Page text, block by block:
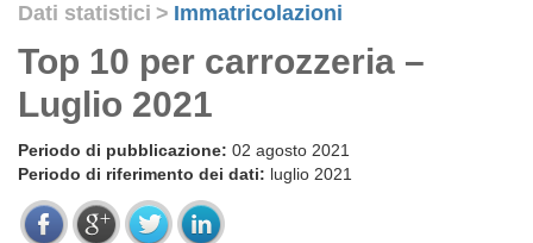
Dati statistici > Immatricolazioni
Top 10 per carrozzeria –
Luglio 2021
Periodo di pubblicazione: 02 agosto 2021
Periodo di riferimento dei dati: luglio 2021